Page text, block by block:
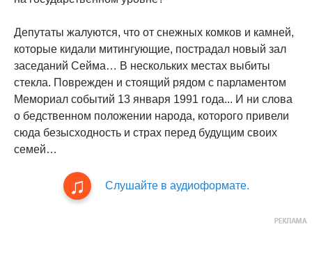
Депутаты жалуются, что от снежных комков и камней,
которые кидали митингующие, пострадал новый зал
заседаний Сейма… В нескольких местах выбиты
стекла. Поврежден и стоящий рядом с парламентом
Мемориал событий 13 января 1991 года... И ни слова
о бедственном положении народа, которого привели
сюда безысходность и страх перед будущим своих
семей…
Слушайте в аудиоформате.